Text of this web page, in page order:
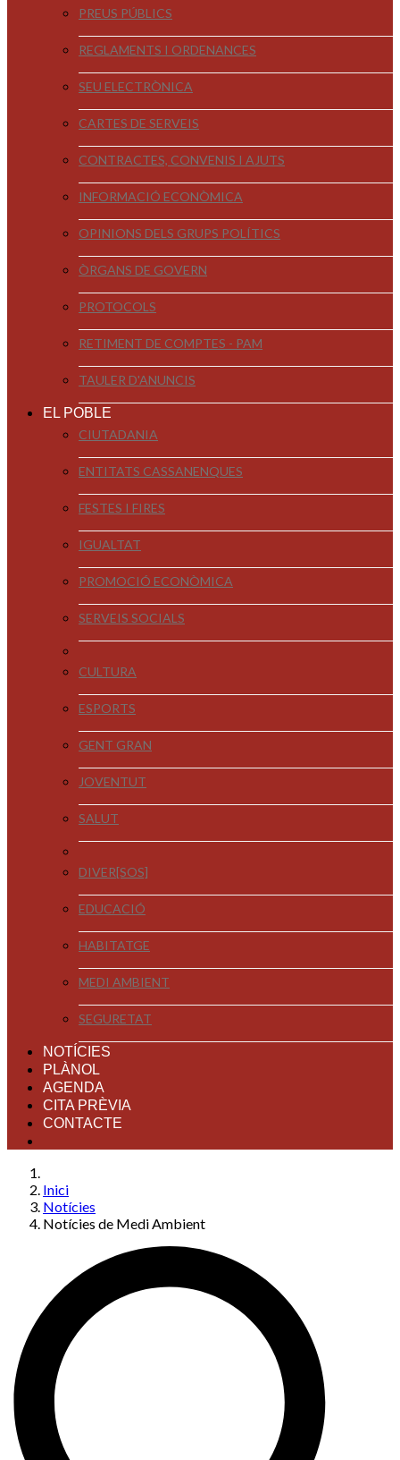
PREUS PÚBLICS
REGLAMENTS I ORDENANCES
SEU ELECTRÒNICA
CARTES DE SERVEIS
CONTRACTES, CONVENIS I AJUTS
INFORMACIÓ ECONÒMICA
OPINIONS DELS GRUPS POLÍTICS
ÒRGANS DE GOVERN
PROTOCOLS
RETIMENT DE COMPTES - PAM
TAULER D'ANUNCIS
EL POBLE
CIUTADANIA
ENTITATS CASSANENQUES
FESTES I FIRES
IGUALTAT
PROMOCIÓ ECONÒMICA
SERVEIS SOCIALS
CULTURA
ESPORTS
GENT GRAN
JOVENTUT
SALUT
DIVER[SOS]
EDUCACIÓ
HABITATGE
MEDI AMBIENT
SEGURETAT
NOTÍCIES
PLÀNOL
AGENDA
CITA PRÈVIA
CONTACTE
Inici
Notícies
Notícies de Medi Ambient